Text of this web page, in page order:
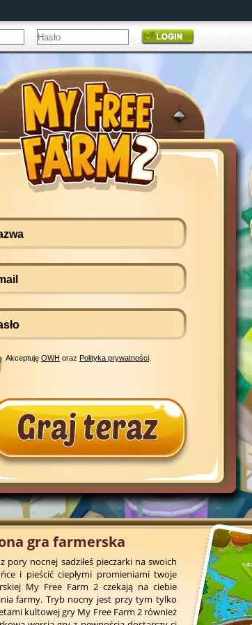
gra farmerska
pory nocnej sadziłeś pieczarki na swoich
i pieścić ciepłymi promieniami twoje
My Free Farm 2 czekają na ciebie
farmy. Tryb nocny jest przy tym tylko
kultowej gry My Free Farm 2 również
Akceptuję OWH oraz Polityka prywatności